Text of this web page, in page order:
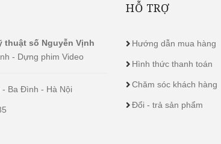
thuật số Nguyễn Vịnh
- Dựng phim Video
Ba Đình - Hà Nội
HỖ TRỢ
Hướng dẫn mua hàng
Hình thức thanh toán
Chăm sóc khách hàng
Đổi - trả sản phẩm